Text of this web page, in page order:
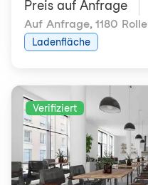
Preis auf Anfrage
Auf Anfrage, 1180 Rolle
Ladenfläche
Verifiziert